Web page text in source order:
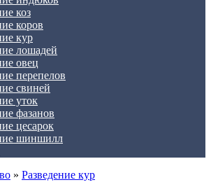
коз
коров
кур
лошадей
овец
перепелов
свиней
уток
фазанов
цесарок
шиншилл
» Разведение кур